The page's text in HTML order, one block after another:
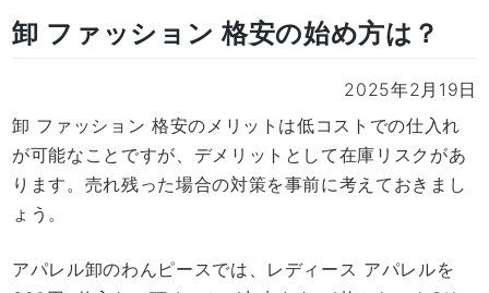
卸 ファッション 格安の始め方は？
2025年2月19日
卸 ファッション 格安のメリットは低コストでの仕入れ
が可能なことですが、デメリットとして在庫リスクがあ
ります。売れ残った場合の対策を事前に考えておきまし
ょう。
アパレル卸のわんピースでは、レディース アパレルを